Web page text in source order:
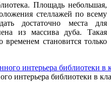
Площадь небольшая,
стеллажей по всему
достаточно места для
из массива дуба. Такая
становится только
интерьера библиотеки в